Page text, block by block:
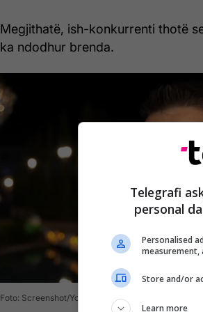
Megjithatë, ish-konkurrenti thotë
ka ndodhur brenda.
Foto: Screenshot/YouTube
Telegrafi
personal
Personalised
measurement,
Store and/or
Learn more